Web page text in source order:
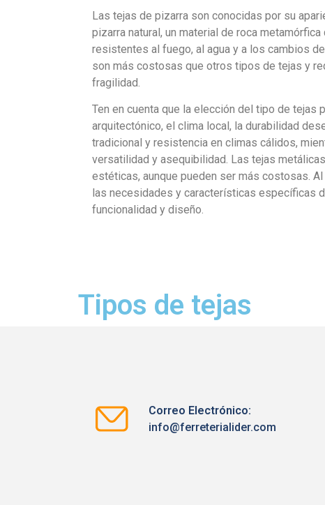
Las tejas de pizarra son conocidas por su
pizarra natural, un material de roca
resistentes al fuego, al agua y a los cambios
son más costosas que otros tipos de tejas y
fragilidad.
Ten en cuenta que la elección del tipo de
arquitectónico, el clima local, la durabilidad
tradicional y resistencia en climas cálidos,
versatilidad y asequibilidad. Las tejas
estéticas, aunque pueden ser más costosas.
las necesidades y características específicas
funcionalidad y diseño.
Tipos de tejas
Correo Electrónico:
info@ferreterialider.com